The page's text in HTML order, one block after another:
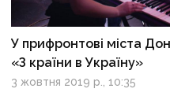
У прифронтові міста
«З країни в Україну»
3 жовтня 2019 р., 10:35